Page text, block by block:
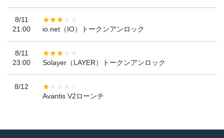
8/11
21:00
io.net（IO）トークンアンロック
8/11
23:00
Solayer（LAYER）トークンアンロック
8/12
Avantis V2ローンチ